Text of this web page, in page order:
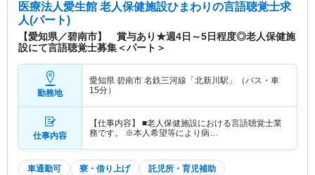
医療法人愛生館 老人保健施設ひまわりの言語聴覚士求
人(パート)
【愛知県／碧南市】 賞与あり★週4日～5日程度◎老人保健施
設にて言語聴覚士募集＜パート＞
勤務地
愛知県 碧南市 名鉄三河線「北新川駅」（バス・車
15分）
仕事内容
【仕事内容】 ■老人保健施設における言語聴覚士業
務です。 ※本人希望等により病…
車通勤可 寮・借り上げ 託児所・育児補助